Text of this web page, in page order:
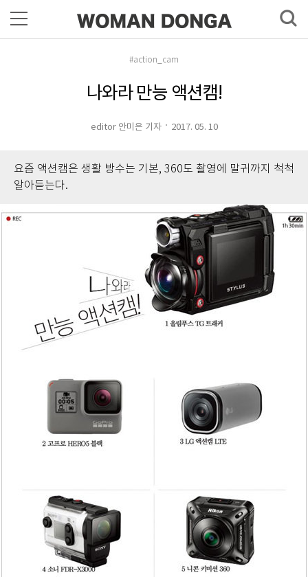
#action_cam
나와라 만능 액션캠!
editor 안미은 기자 2017. 05. 10
요즘 액션캠은 생활 방수는 기본, 360도 촬영에 말귀까지 척척
알아듣는다.